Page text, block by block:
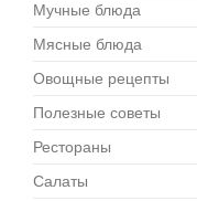
Мучные блюда
Мясные блюда
Овощные рецепты
Полезные советы
Рестораны
Салаты